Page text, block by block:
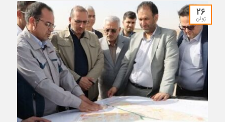
26
ژوئن